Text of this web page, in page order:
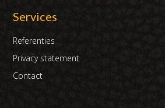
Services
Referenties
Privacy statement
Contact